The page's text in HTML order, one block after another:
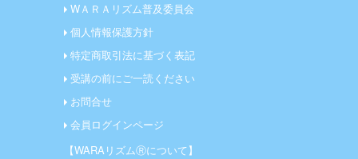
WＡＲＡリズム普及委員会
個人情報保護方針
特定商取引法に基づく表記
受講の前にご一読ください
お問合せ
会員ログインページ
【WARAリズムⓇについて】